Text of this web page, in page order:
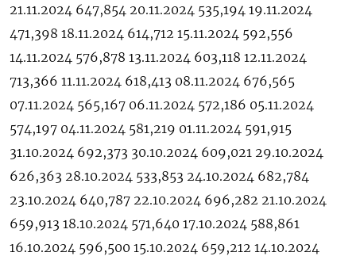
21.11.2024 647,854 20.11.2024 535,194 19.11.2024
471,398 18.11.2024 614,712 15.11.2024 592,556
14.11.2024 576,878 13.11.2024 603,118 12.11.2024
713,366 11.11.2024 618,413 08.11.2024 676,565
07.11.2024 565,167 06.11.2024 572,186 05.11.2024
574,197 04.11.2024 581,219 01.11.2024 591,915
31.10.2024 692,373 30.10.2024 609,021 29.10.2024
626,363 28.10.2024 533,853 24.10.2024 682,784
23.10.2024 640,787 22.10.2024 696,282 21.10.2024
659,913 18.10.2024 571,640 17.10.2024 588,861
16.10.2024 596,500 15.10.2024 659,212 14.10.2024